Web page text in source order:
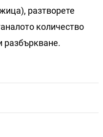
разтворете
количество
разбъркване.